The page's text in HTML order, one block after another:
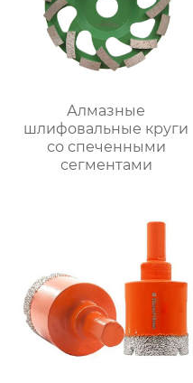
Алмазные
шлифовальные круги
со спеченными
сегментами